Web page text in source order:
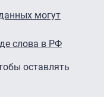
могут
слова в РФ
оставлять